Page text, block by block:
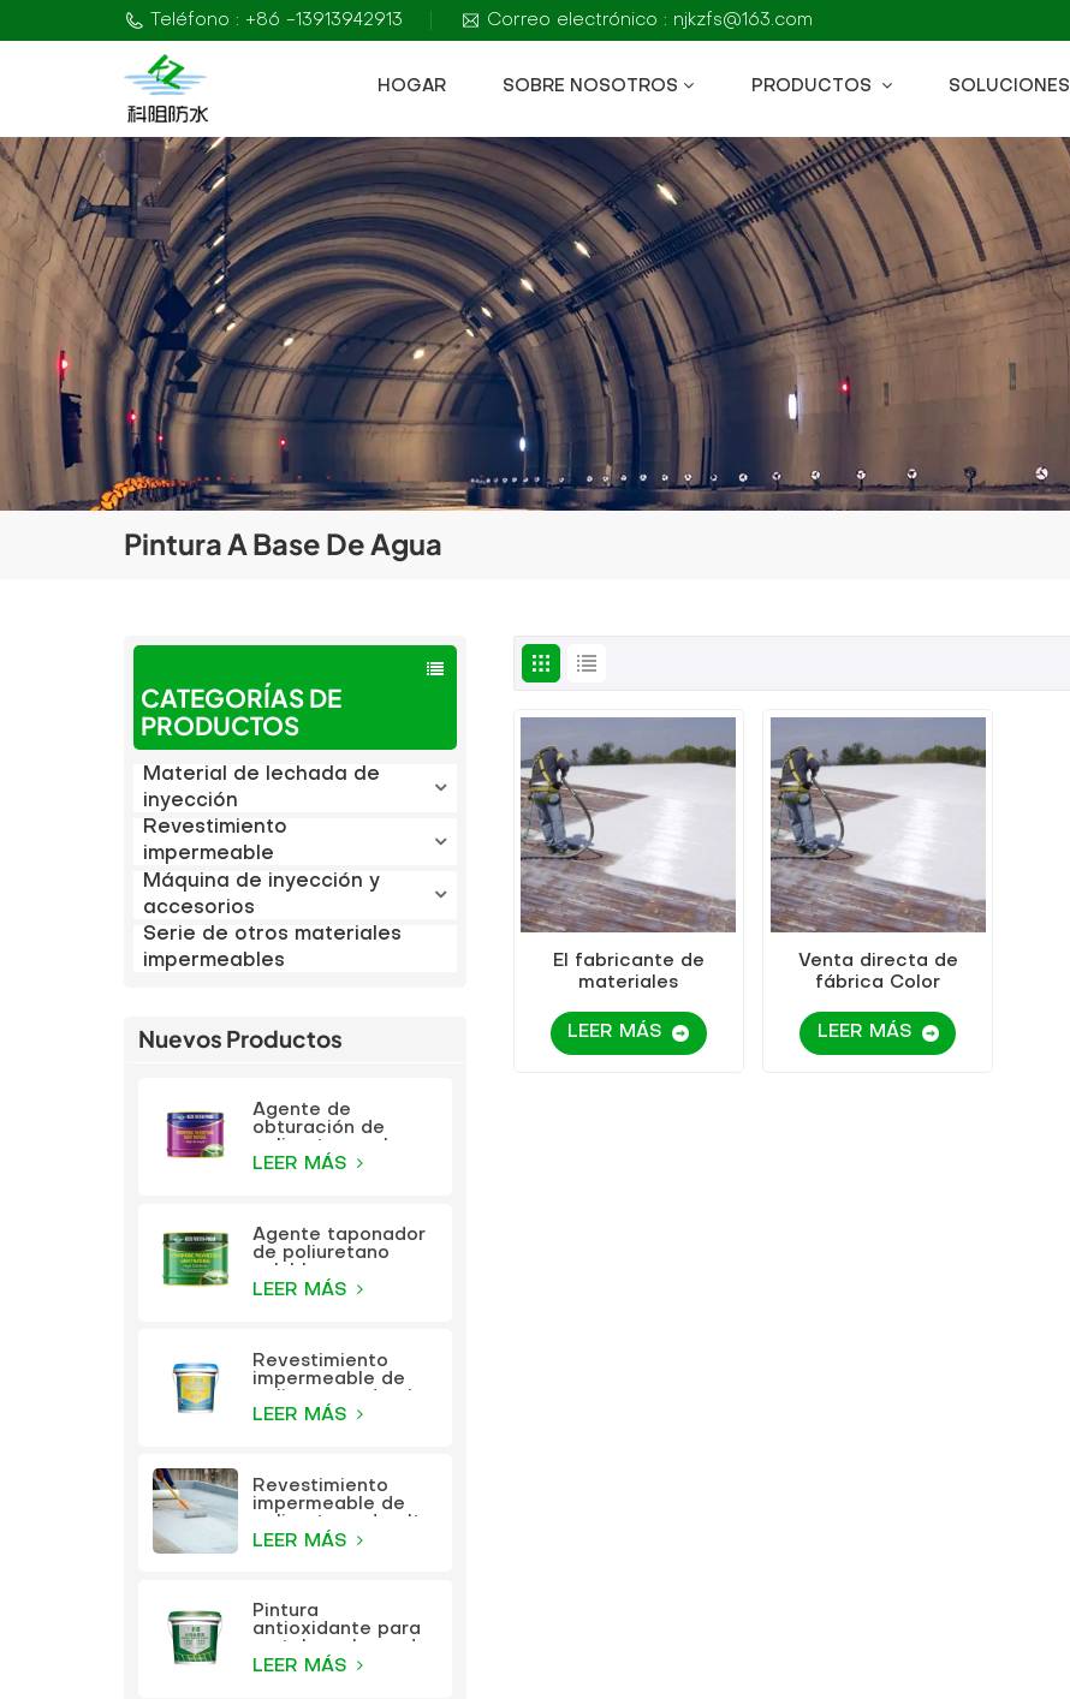
Teléfono : +86 -13913942913 Correo electrónico : njkzfs@163.com
HOGAR SOBRE NOSOTROS PRODUCTOS SOLUCIONES
Pintura A Base De Agua
CATEGORÍAS DE
PRODUCTOS
Material de lechada de
inyección
Revestimiento
impermeable
Máquina de inyección y
accesorios
Serie de otros materiales
impermeables
Nuevos Productos
Agente de
obturación de
de aceite KEZU
LEER MÁS
Agente taponador
de poliuretano
KEZU
LEER MÁS
Revestimiento
impermeable de
elasticidad
LEER MÁS
Revestimiento
impermeable de
elasticidad
LEER MÁS
Pintura
antioxidante para
agua KEZU (pintura
LEER MÁS
El fabricante de
materiales
pintura de metal de
metal a base de agua
LEER MÁS
Venta directa de
fábrica Color
Material de
renovación de pintura
LEER MÁS